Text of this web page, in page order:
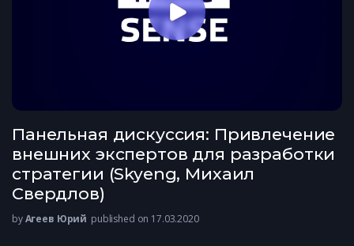
Панельная дискуссия: Привлечение
внешних экспертов для разработки
стратегии (Skyeng, Михаил
Свердлов)
byАгеев Юрий published on 17.03.2020